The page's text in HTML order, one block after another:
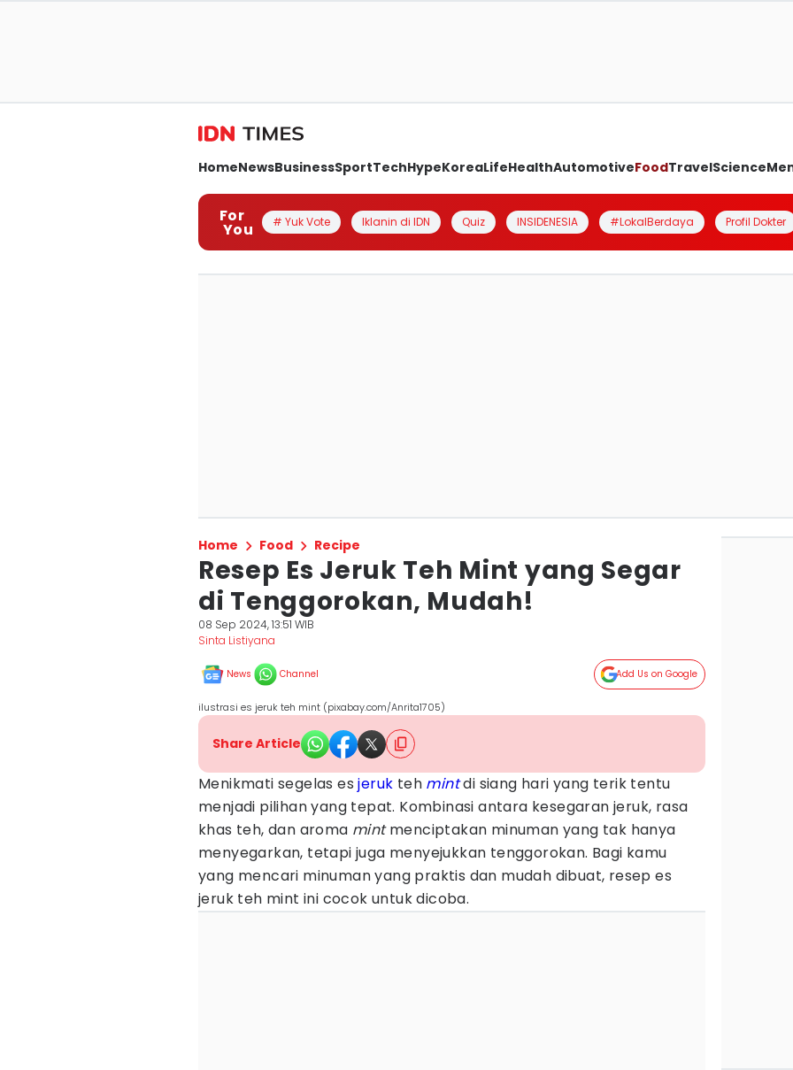
HomeNewsBusinessSportTechHypeKoreaLifeHealthAutomotiveFoodTravelScience
For
You # Yuk Vote Iklanin di IDN Quiz INSIDENESIA #LokalBerdaya Profil Dokter
Home Food Recipe
Resep Es Jeruk Teh Mint yang Segar
di Tenggorokan, Mudah!
08 Sep 2024, 13:51 WIB
Sinta Listiyana
News Channel Add Us on Google
ilustrasi es jeruk teh mint (pixabay.com/Anrita1705)
Share Article
Menikmati segelas esjeruk teh mintdi siang hari yang terik tentu
menjadi pilihan yang tepat. Kombinasi antara kesegaran jeruk, rasa
khas teh, dan aroma mintmenciptakan minuman yang tak hanya
menyegarkan, tetapi juga menyejukkan tenggorokan. Bagi kamu
yang mencari minuman yang praktis dan mudah dibuat, resep es
jeruk teh mint ini cocok untuk dicoba.